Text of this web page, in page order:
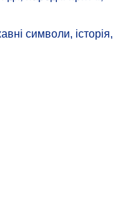
символи, історія,